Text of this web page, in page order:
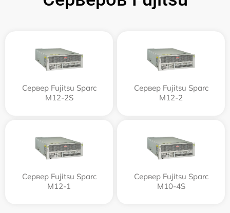
Сервер Fujitsu Sparc
M12-2S
Сервер Fujitsu Sparc
M12-2
Сервер Fujitsu Sparc
M12-1
Сервер Fujitsu Sparc
M10-4S